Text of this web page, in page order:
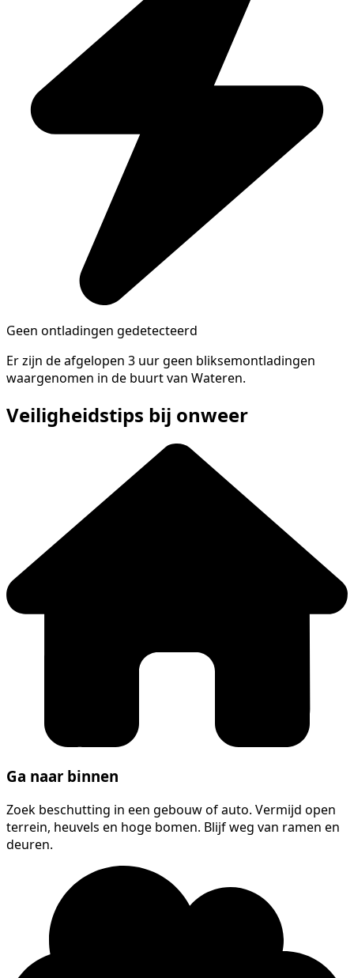
Geen ontladingen gedetecteerd
Er zijn de afgelopen 3 uur geen bliksemontladingen
waargenomen in de buurt van Wateren.
Veiligheidstips bij onweer
Ga naar binnen
Zoek beschutting in een gebouw of auto. Vermijd open
terrein, heuvels en hoge bomen. Blijf weg van ramen en
deuren.